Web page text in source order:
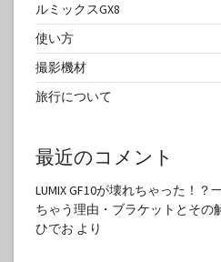
ルミックスGX8
使い方
撮影機材
旅行について
最近のコメント
LUMIX GF10が壊れちゃった！
ちゃう理由・ブラケットとその
ひでお より